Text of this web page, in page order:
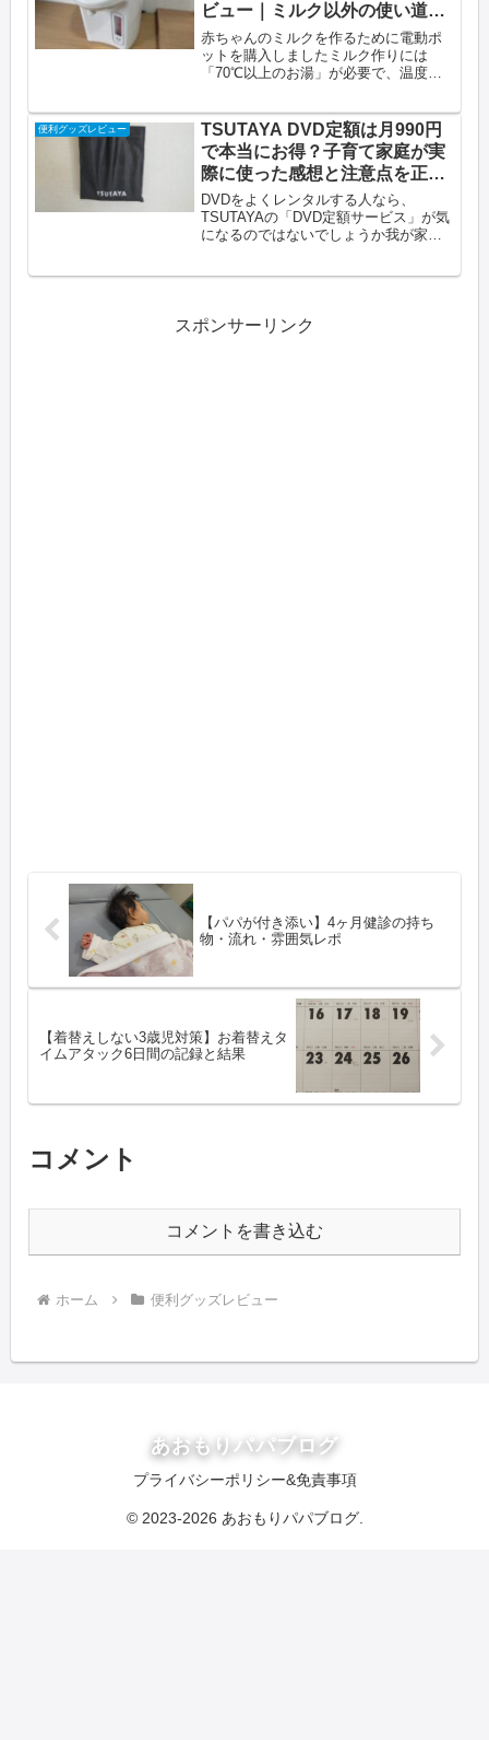
ビュー｜ミルク以外の使い道も
紹介
赤ちゃんのミルクを作るために電動ポ
ットを購入しましたミルク作りには
「70℃以上のお湯」が必要で、温度管
てみると、ミルク作りはもちろん、コ
ーヒーを淹れたり料理に使ったり
と、...
便利グッズレビュー
TSUTAYA DVD定額は月990円
で本当にお得？子育て家庭が実
際に使った感想と注意点を正直
レビュー
DVDをよくレンタルする人なら、
TSUTAYAの「DVD定額サービス」が気
になるのではないでしょうか我が家で
スポンサーリンク
【パパが付き添い】4ヶ月健診の持ち
物・流れ・雰囲気レポ
【着替えしない3歳児対策】お着替えタ
イムアタック6日間の記録と結果
コメント
コメントを書き込む
ホーム 便利グッズレビュー
あおもりパパブログ
プライバシーポリシー&免責事項
© 2023-2026 あおもりパパブログ.